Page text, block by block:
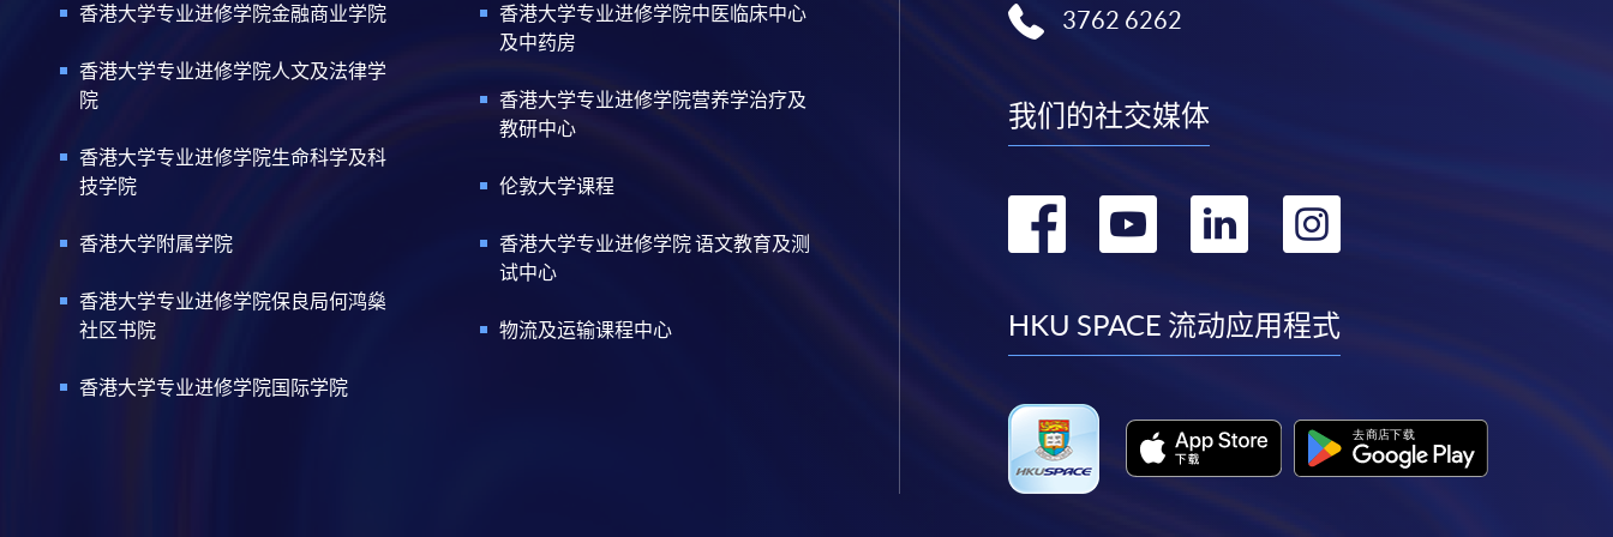
香港大学专业进修学院金融商业学院
香港大学专业进修学院人文及法律学
院
香港大学专业进修学院生命科学及科
技学院
香港大学附属学院
香港大学专业进修学院保良局何鸿燊
社区书院
香港大学专业进修学院国际学院
香港大学专业进修学院中医临床中心
及中药房
香港大学专业进修学院营养学治疗及
教研中心
伦敦大学课程
香港大学专业进修学院 语文教育及测
试中心
物流及运输课程中心
3762 6262
我们的社交媒体
转
facebook
转
youtube
转
linkedin
转
instagram
HKU SPACE 流动应用程式